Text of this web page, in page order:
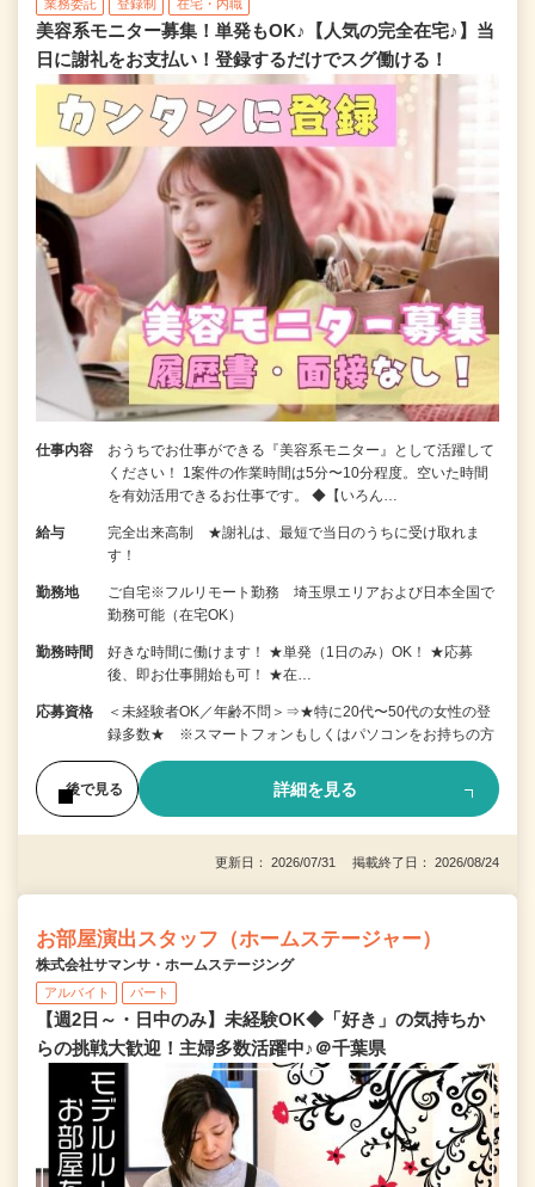
業務委託 登録制 在宅・内職
美容系モニター募集！単発もOK♪【人気の完全在宅♪】当
日に謝礼をお支払い！登録するだけでスグ働ける！
仕事内容
おうちでお仕事ができる『美容系モニター』として活躍して
ください！ 1案件の作業時間は5分〜10分程度。空いた時間
を有効活用できるお仕事です。 ◆【いろん…
給与
完全出来高制 ★謝礼は、最短で当日のうちに受け取れま
す！
勤務地
ご自宅※フルリモート勤務 埼玉県エリアおよび日本全国で
勤務可能（在宅OK）
勤務時間
好きな時間に働けます！ ★単発（1日のみ）OK！ ★応募
後、即お仕事開始も可！ ★在…
応募資格
＜未経験者OK／年齢不問＞⇒★特に20代〜50代の女性の登
録多数★ ※スマートフォンもしくはパソコンをお持ちの方
後で見る 詳細を見る
更新日： 2026/07/31 掲載終了日： 2026/08/24
お部屋演出スタッフ（ホームステージャー）
株式会社サマンサ・ホームステージング
アルバイト パート
【週2日～・日中のみ】未経験OK◆「好き」の気持ちか
らの挑戦大歓迎！主婦多数活躍中♪＠千葉県